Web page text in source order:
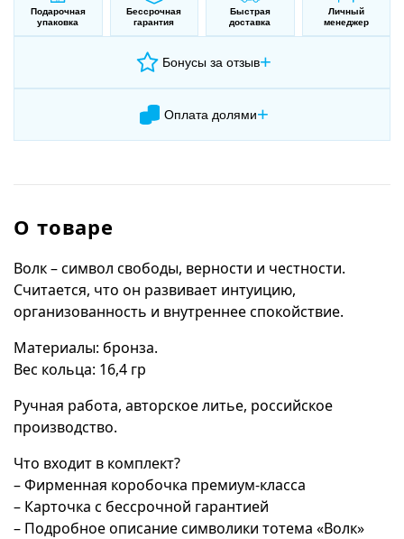
Подарочная
упаковка
Бессрочная
гарантия
Быстрая
доставка
Личный
менеджер
Бонусы за отзыв+
Оплата долями+
О товаре
Волк – символ свободы, верности и честности.
Считается, что он развивает интуицию,
организованность и внутреннее спокойствие.
Материалы: бронза.
Вес кольца: 16,4 гр
Ручная работа, авторское литье, российское
производство.
Что входит в комплект?
– Фирменная коробочка премиум-класса
– Карточка с бессрочной гарантией
– Подробное описание символики тотема «Волк»